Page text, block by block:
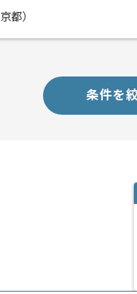
稼働も安定してい
常駐での作業を想
都）
条件を